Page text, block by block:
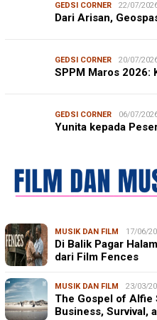
GEDSI CORNER 22/07/
Dari Arisan,
GEDSI CORNER 20/07/
SPPM Maros 2026:
GEDSI CORNER 06/07/
Yunita kepada
MUSIK DAN FILM 17/06/
Di Balik Pagar
dari Film Fences
MUSIK DAN FILM 23/03/
The Gospel of Alfie
Business, Survival,